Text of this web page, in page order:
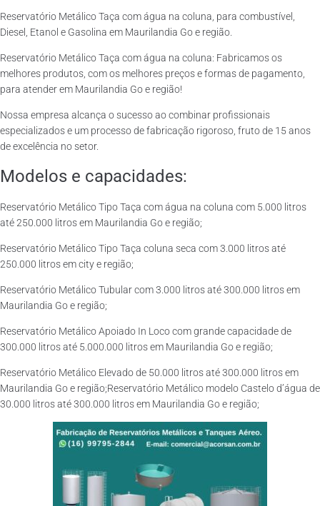
Reservatório Metálico Taça com água na coluna, para combustível,
Diesel, Etanol e Gasolina em Maurilandia Go e região.
Reservatório Metálico Taça com água na coluna: Fabricamos os
melhores produtos, com os melhores preços e formas de pagamento,
para atender em Maurilandia Go e região!
Nossa empresa alcança o sucesso ao combinar profissionais
especializados e um processo de fabricação rigoroso, fruto de 15 anos
de excelência no setor.
Modelos e capacidades:
Reservatório Metálico Tipo Taça com água na coluna com 5.000 litros
até 250.000 litros em Maurilandia Go e região;
Reservatório Metálico Tipo Taça coluna seca com 3.000 litros até
250.000 litros em city e região;
Reservatório Metálico Tubular com 3.000 litros até 300.000 litros em
Maurilandia Go e região;
Reservatório Metálico Apoiado In Loco com grande capacidade de
300.000 litros até 5.000.000 litros em Maurilandia Go e região;
Reservatório Metálico Elevado de 50.000 litros até 300.000 litros em
Maurilandia Go e região;Reservatório Metálico modelo Castelo d’água de
30.000 litros até 300.000 litros em Maurilandia Go e região;